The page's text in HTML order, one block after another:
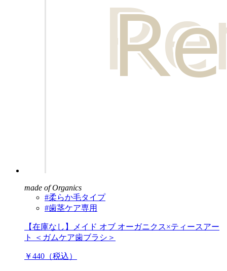
made of Organics
#柔らか毛タイプ
#歯茎ケア専用
【在庫なし】メイド オブ オーガニクス×ティースアー
ト ＜ガムケア歯ブラシ＞
￥440（税込）